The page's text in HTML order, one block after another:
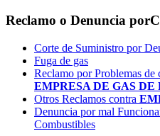
Reclamo o Denuncia por
Corte de Suministro por
Fuga de gas
Reclamo por Problemas
EMPRESA DE GAS DE
Otros Reclamos contra
Denuncia por mal
Combustibles